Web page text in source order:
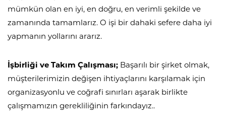
mümkün olan en iyi, en doğru, en verimli şekilde ve
zamanında tamamlarız. O işi bir dahaki sefere daha iyi
yapmanın yollarını ararız.
İşbirliği ve Takım Çalışması; Başarılı bir şirket olmak,
müşterilerimizin değişen ihtiyaçlarını karşılamak için
organizasyonlu ve coğrafi sınırları aşarak birlikte
çalışmamızın gerekliliğinin farkındayız..